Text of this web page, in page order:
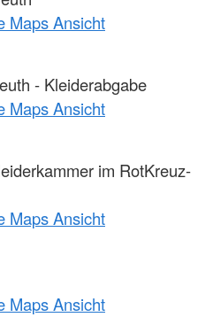
Maps Ansicht
- Kleiderabgabe
Maps Ansicht
im RotKreuz-
Maps Ansicht
Maps Ansicht